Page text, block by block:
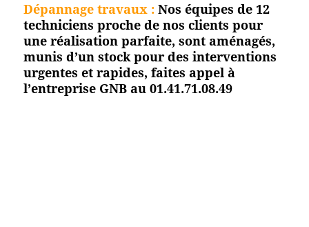
Dépannage travaux : Nos équipes de 12
techniciens proche de nos clients pour
une réalisation parfaite, sont aménagés,
munis d’un stock pour des interventions
urgentes et rapides, faites appel à
l’entreprise GNB au 01.41.71.08.49